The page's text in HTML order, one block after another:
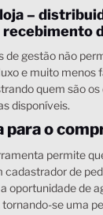
–
de gestão não
e muito menos
quem são os
disponíveis.
o
permite
de
oportunidade de
se uma